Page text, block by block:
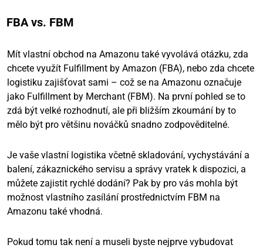
FBA vs. FBM
Mít vlastní obchod na Amazonu také vyvolává otázku, zda
chcete využít Fulfillment by Amazon (FBA), nebo zda chcete
logistiku zajišťovat sami – což se na Amazonu označuje
jako Fulfillment by Merchant (FBM). Na první pohled se to
zdá být velké rozhodnutí, ale při bližším zkoumání by to
mělo být pro většinu nováčků snadno zodpověditelné.
Je vaše vlastní logistika včetně skladování, vychystávání a
balení, zákaznického servisu a správy vratek k dispozici, a
můžete zajistit rychlé dodání? Pak by pro vás mohla být
možnost vlastního zasílání prostřednictvím FBM na
Amazonu také vhodná.
Pokud tomu tak není a museli byste nejprve vybudovat